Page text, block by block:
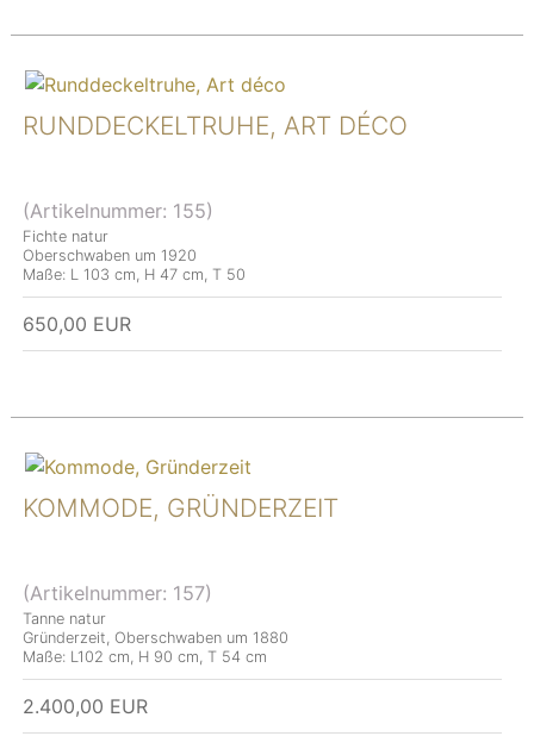
RUNDDECKELTRUHE, ART DÉCO
(Artikelnummer: 155)
Fichte natur
Oberschwaben um 1920
Maße: L 103 cm, H 47 cm, T 50
650,00 EUR
KOMMODE, GRÜNDERZEIT
(Artikelnummer: 157)
Tanne natur
Gründerzeit, Oberschwaben um 1880
Maße: L102 cm, H 90 cm, T 54 cm
2.400,00 EUR